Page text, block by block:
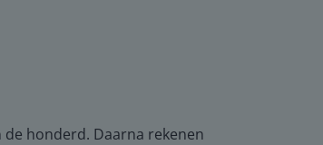
honderd. Daarna rekenen